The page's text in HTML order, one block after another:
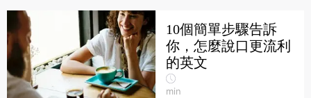
10個簡單步驟告訴
你，怎麼說口更流利
的英文
min